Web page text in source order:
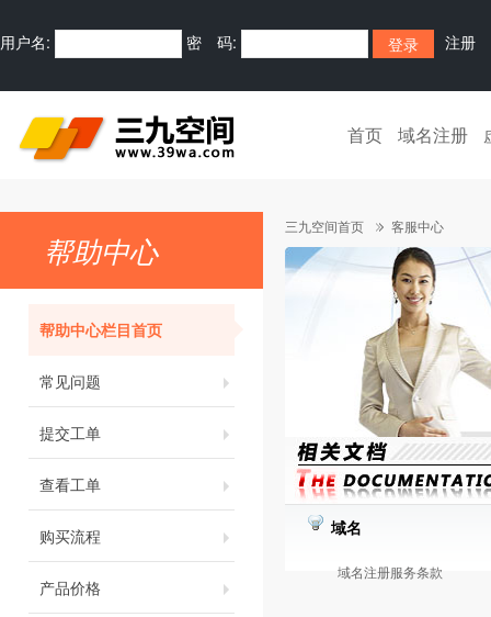
用户名: 密 码: 注册
首页 域名注册
帮助中心
帮助中心栏目首页
常见问题
提交工单
查看工单
购买流程
产品价格
三九空间首页 客服中心
域名
域名注册服务条款